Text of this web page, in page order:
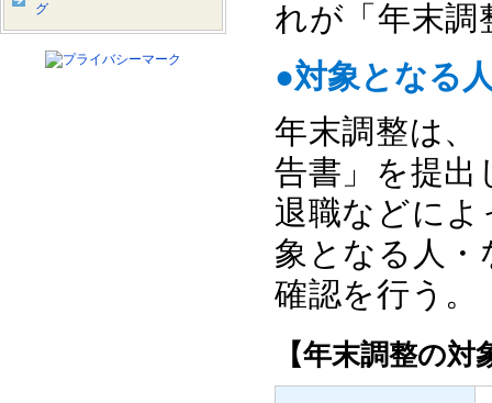
れが「年末調
●対象となる
年末調整は、
告書」を提出
退職などに
象となる人
確認を行う。
【年末調整の
グ